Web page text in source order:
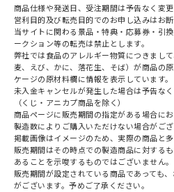
商品仕様や発送日、受注期間は予告なく変更
営利目的及び転売目的でのお申し込みはお断
当サイトに関わる景品・特典・応募券・引
ークション等の転売は禁止とします。
弊社では食品のアレルギー物質につきまし
麦、えび、かに、落花生、そば）が商品の
ケージの原材料欄に情報を表示しています。
未入金キャンセルが発生した場合は予告な
（くじ・アニカプ商品を除く）
商品ページに販売期間の指定がある場合に
製造数によりご購入いただけない場合がござ
掲載画像はイメージのため、実際の商品と
販売期間はその時点での製造商品に対する
あることを示唆するものではございません。
販売期間が設定されている商品であっても
がございます。予めご了承ください。